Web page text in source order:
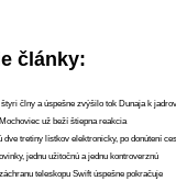
články:
člny a úspešne zvýšilo tok Dunaja k
už beží štiepna reakcia
dve tretiny lístkov elektronicky, po donútení
jednu užitočnú a jednu kontroverznú
teleskopu Swift úspešne pokračuje